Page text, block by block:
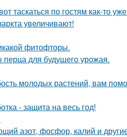
таскаться по гостям как-то
увеличивают!
фитофторы.
для будущего урожая.
молодых растений, вам
- защита на весь год!
азот, фосфор, калий и